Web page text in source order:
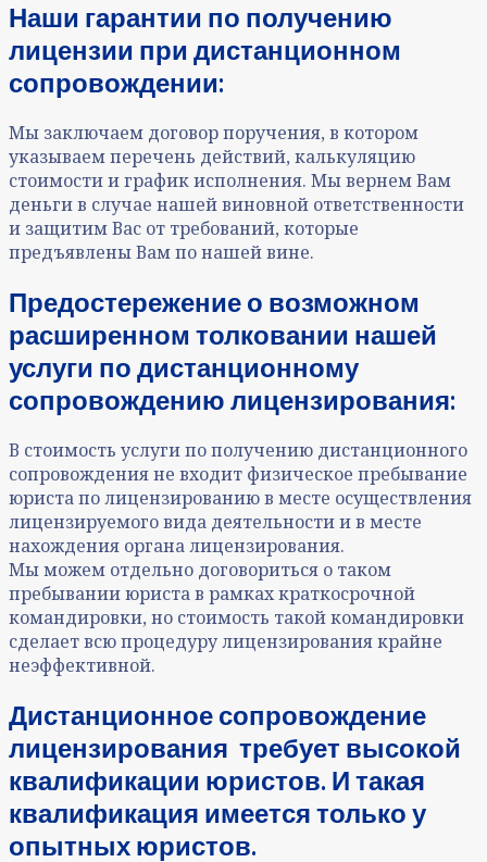
Наши гарантии по получению
лицензии при дистанционном
сопровождении:
Мы заключаем договор поручения, в котором
указываем перечень действий, калькуляцию
стоимости и график исполнения. Мы вернем Вам
деньги в случае нашей виновной ответственности
и защитим Вас от требований, которые
предъявлены Вам по нашей вине.
Предостережение о возможном
расширенном толковании нашей
услуги по дистанционному
сопровождению лицензирования:
В стоимость услуги по получению дистанционного
сопровождения не входит физическое пребывание
юриста по лицензированию в месте осуществления
лицензируемого вида деятельности и в месте
нахождения органа лицензирования.
Мы можем отдельно договориться о таком
пребывании юриста в рамках краткосрочной
командировки, но стоимость такой командировки
сделает всю процедуру лицензирования крайне
неэффективной.
Дистанционное сопровождение
лицензирования требует высокой
квалификации юристов. И такая
квалификация имеется только у
опытных юристов.